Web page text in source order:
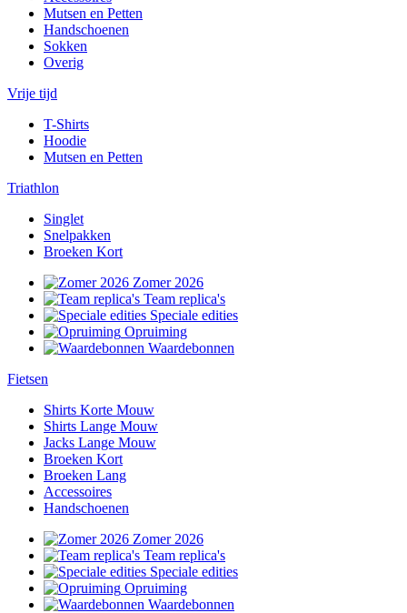
Mutsen en Petten
Handschoenen
Sokken
Overig
Vrije tijd
T-Shirts
Hoodie
Mutsen en Petten
Triathlon
Singlet
Snelpakken
Broeken Kort
Zomer 2026
Team replica's
Speciale edities
Opruiming
Waardebonnen
Fietsen
Shirts Korte Mouw
Shirts Lange Mouw
Jacks Lange Mouw
Broeken Kort
Broeken Lang
Accessoires
Handschoenen
Zomer 2026
Team replica's
Speciale edities
Opruiming
Waardebonnen